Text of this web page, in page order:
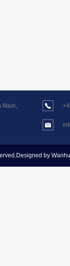
Main,
by Wanhu